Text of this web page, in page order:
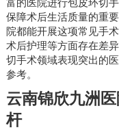
保障术后生活质量的重
院都能开展这项常见手
术后护理等方面存在差
切手术领域表现突出的
参考。
云南锦欣九洲
杆